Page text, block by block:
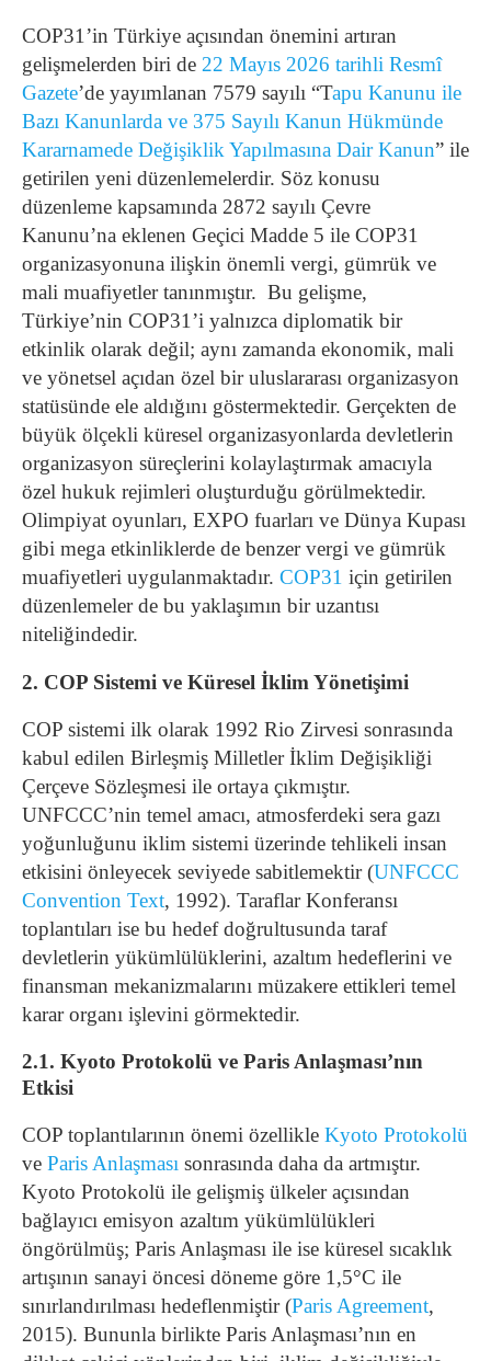
COP31’in Türkiye açısından önemini artıran
gelişmelerden biri de 22 Mayıs 2026 tarihli Resmî
Gazete’de yayımlanan 7579 sayılı “Tapu Kanunu ile
Bazı Kanunlarda ve 375 Sayılı Kanun Hükmünde
Kararnamede Değişiklik Yapılmasına Dair Kanun” ile
getirilen yeni düzenlemelerdir. Söz konusu
düzenleme kapsamında 2872 sayılı Çevre
Kanunu’na eklenen Geçici Madde 5 ile COP31
organizasyonuna ilişkin önemli vergi, gümrük ve
mali muafiyetler tanınmıştır. Bu gelişme,
Türkiye’nin COP31’i yalnızca diplomatik bir
etkinlik olarak değil; aynı zamanda ekonomik, mali
ve yönetsel açıdan özel bir uluslararası organizasyon
statüsünde ele aldığını göstermektedir. Gerçekten de
büyük ölçekli küresel organizasyonlarda devletlerin
organizasyon süreçlerini kolaylaştırmak amacıyla
özel hukuk rejimleri oluşturduğu görülmektedir.
Olimpiyat oyunları, EXPO fuarları ve Dünya Kupası
gibi mega etkinliklerde de benzer vergi ve gümrük
muafiyetleri uygulanmaktadır. COP31 için getirilen
düzenlemeler de bu yaklaşımın bir uzantısı
niteliğindedir.
2. COP Sistemi ve Küresel İklim Yönetişimi
COP sistemi ilk olarak 1992 Rio Zirvesi sonrasında
kabul edilen Birleşmiş Milletler İklim Değişikliği
Çerçeve Sözleşmesi ile ortaya çıkmıştır.
UNFCCC’nin temel amacı, atmosferdeki sera gazı
yoğunluğunu iklim sistemi üzerinde tehlikeli insan
etkisini önleyecek seviyede sabitlemektir (UNFCCC
Convention Text, 1992). Taraflar Konferansı
toplantıları ise bu hedef doğrultusunda taraf
devletlerin yükümlülüklerini, azaltım hedeflerini ve
finansman mekanizmalarını müzakere ettikleri temel
karar organı işlevini görmektedir.
2.1. Kyoto Protokolü ve Paris Anlaşması’nın
Etkisi
COP toplantılarının önemi özellikle Kyoto Protokolü
ve Paris Anlaşması sonrasında daha da artmıştır.
Kyoto Protokolü ile gelişmiş ülkeler açısından
bağlayıcı emisyon azaltım yükümlülükleri
öngörülmüş; Paris Anlaşması ile ise küresel sıcaklık
artışının sanayi öncesi döneme göre 1,5°C ile
sınırlandırılması hedeflenmiştir (Paris Agreement,
2015). Bununla birlikte Paris Anlaşması’nın en